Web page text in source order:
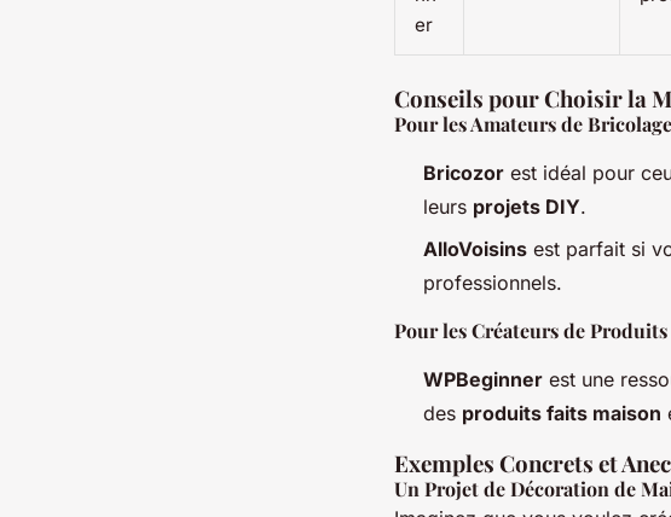
er
Conseils pour Choisir la
Pour les Amateurs de Bricolage
Bricozor est idéal pour
leurs projets DIY.
AlloVoisins est parfait si
professionnels.
Pour les Créateurs de
WPBeginner est une
des produits faits maison
Exemples Concrets et
Un Projet de Décoration de